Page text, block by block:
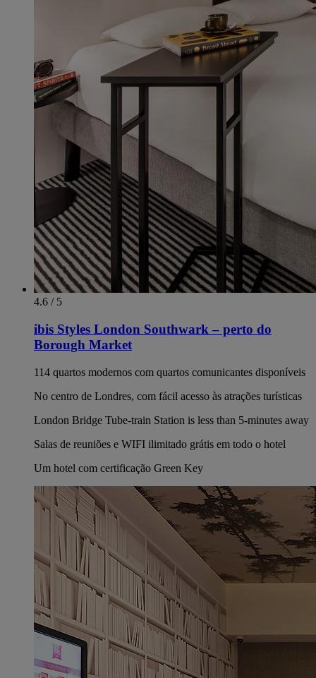
4.6 / 5
ibis Styles London Southwark – perto do
Borough Market
114 quartos modernos com quartos comunicantes disponíveis
No centro de Londres, com fácil acesso às atrações turísticas
London Bridge Tube-train Station is less than 5-minutes away
Salas de reuniões e WIFI ilimitado grátis em todo o hotel
Um hotel com certificação Green Key